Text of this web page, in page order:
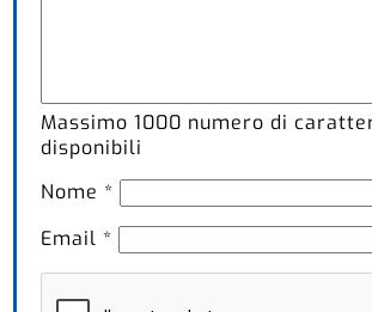
Massimo1000 numero di
disponibili
Nome *
Email *